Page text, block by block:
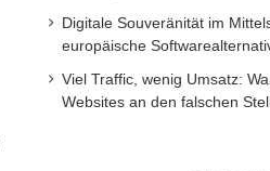
Digitale Souveränität im
europäische
Viel Traffic, wenig Umsatz:
Websites an den falschen